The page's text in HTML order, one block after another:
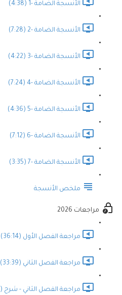
الأنسجة الضامة -1 (4:38)
الأنسجة الضامة -2 (7:28)
الأنسجة الضامة -3 (4:22)
الأنسجة الضامة -4 (7:24)
الأنسجة الضامة -5 (4:36)
الأنسجة الضامة -6 (7:12)
الأنسجة الضامة -7 (3:35)
ملخص الأنسجة
مراجعات 2026
مراجعة الفصل الأول (36:14)
مراجعة الفصل الثاني (33:39)
مراجعة الفصل الثاني - شرح (25:10)